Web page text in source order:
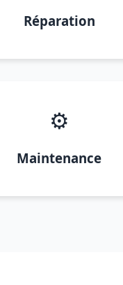
Réparation
⚙️
Maintenance